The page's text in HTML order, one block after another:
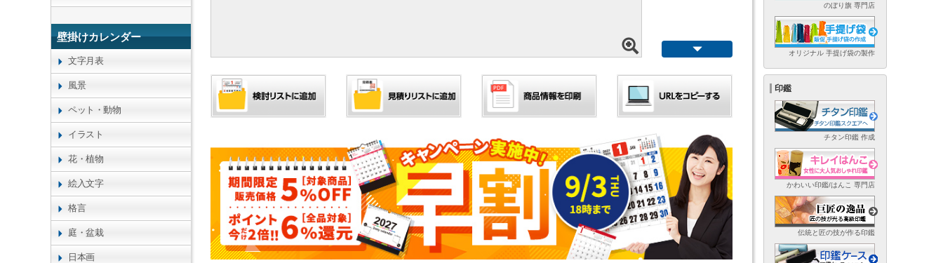
壁掛けカレンダー
文字月表
風景
ペット・動物
イラスト
花・植物
絵入文字
格言
庭・盆栽
日本画
のぼり旗 専門店
オリジナル 手提げ袋の製作
印鑑
チタン印鑑 作成
かわいい印鑑/はんこ 専門店
伝統と匠の技が作る印鑑